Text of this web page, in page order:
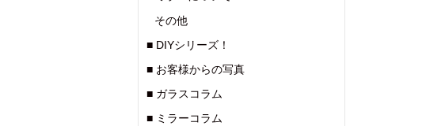
その他
■ DIYシリーズ！
■ お客様からの写真
■ ガラスコラム
■ ミラーコラム